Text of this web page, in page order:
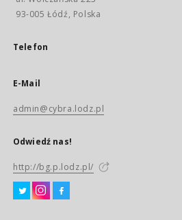
93-005 Łódź, Polska
Telefon
E-Mail
admin@cybra.lodz.pl
Odwiedź nas!
http://bg.p.lodz.pl/